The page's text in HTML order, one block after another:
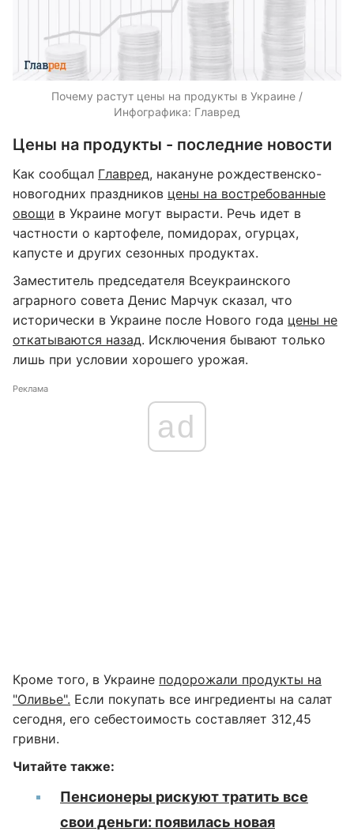
Почему растут цены на продукты в Украине /
Инфографика: Главред
Цены на продукты - последние новости
Как сообщал Главред, накануне рождественско-
новогодних праздников цены на востребованные
овощи в Украине могут вырасти. Речь идет в
частности о картофеле, помидорах, огурцах,
капусте и других сезонных продуктах.
Заместитель председателя Всеукраинского
аграрного совета Денис Марчук сказал, что
исторически в Украине после Нового года цены не
откатываются назад. Исключения бывают только
лишь при условии хорошего урожая.
Реклама
ad
Кроме того, в Украине подорожали продукты на
"Оливье". Если покупать все ингредиенты на салат
сегодня, его себестоимость составляет 312,45
гривни.
Читайте также:
Пенсионеры рискуют тратить все
свои деньги: появилась новая